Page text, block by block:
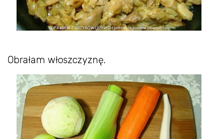
Obrałam włoszczyznę.